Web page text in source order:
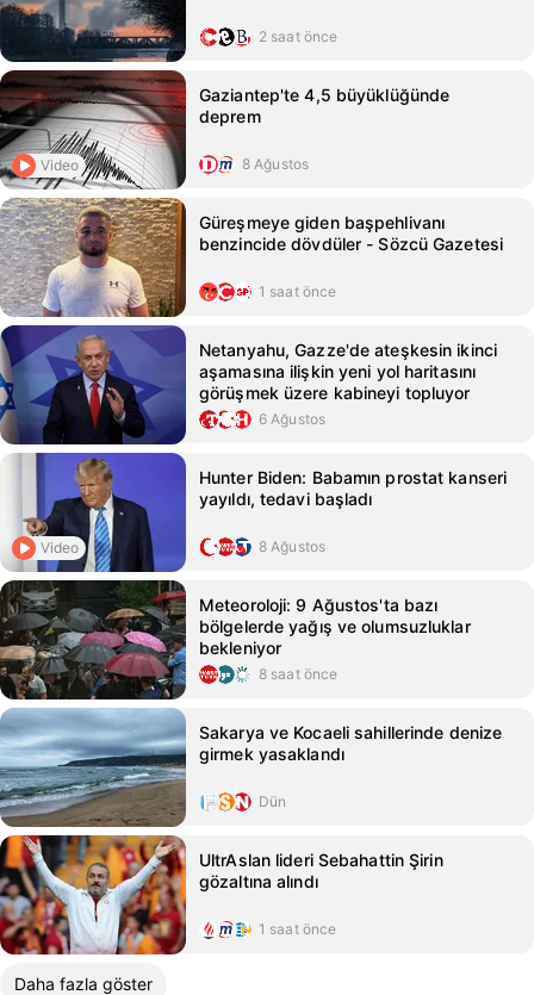
2 saat önce
Video
Gaziantep'te 4,5 büyüklüğünde
deprem
8 Ağustos
Güreşmeye giden başpehlivanı
benzincide dövdüler - Sözcü Gazetesi
1 saat önce
Netanyahu, Gazze'de ateşkesin ikinci
aşamasına ilişkin yeni yol haritasını
görüşmek üzere kabineyi topluyor
6 Ağustos
Video
Hunter Biden: Babamın prostat kanseri
yayıldı, tedavi başladı
8 Ağustos
Meteoroloji: 9 Ağustos'ta bazı
bölgelerde yağış ve olumsuzluklar
bekleniyor
8 saat önce
Sakarya ve Kocaeli sahillerinde denize
girmek yasaklandı
Dün
UltrAslan lideri Sebahattin Şirin
gözaltına alındı
1 saat önce
Daha fazla göster